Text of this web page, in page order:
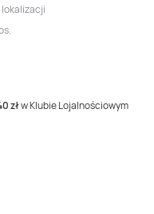
lokalizacji
złw Klubie Lojalnościowym